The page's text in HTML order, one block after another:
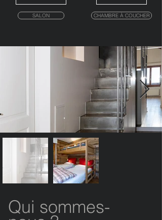
SALON CHAMBRE À COUCHER
Qui sommes-